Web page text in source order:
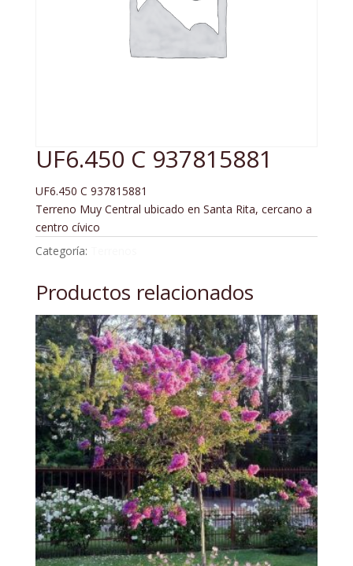
UF6.450 C 937815881
UF6.450 C 937815881
Terreno Muy Central ubicado en Santa Rita, cercano a
centro cívico
Categoría:
Productos relacionados